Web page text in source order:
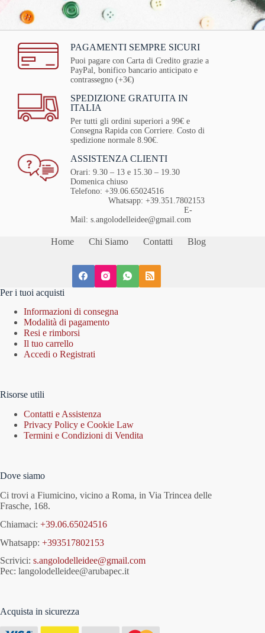
PAGAMENTI SEMPRE SICURI
Puoi pagare con Carta di Credito grazie a
PayPal, bonifico bancario anticipato e
contrassegno (+3€)
SPEDIZIONE GRATUITA IN
ITALIA
Per tutti gli ordini superiori a 99€ e
Consegna Rapida con Corriere. Costo di
spedizione normale 8.90€.
ASSISTENZA CLIENTI
Orari: 9.30 – 13 e 15.30 – 19.30
Domenica chiuso
Telefono: +39.06.65024516
Whatsapp: +39.351.7802153
E-
Mail: s.angolodelleidee@gmail.com
Home Chi Siamo Contatti Blog
Per i tuoi acquisti
Informazioni di consegna
Modalità di pagamento
Resi e rimborsi
Il tuo carrello
Accedi o Registrati
Risorse utili
Contatti e Assistenza
Privacy Policy e Cookie Law
Termini e Condizioni di Vendita
Dove siamo
Ci trovi a Fiumicino, vicino a Roma, in Via Trincea delle
Frasche, 168.
Chiamaci: +39.06.65024516
Whatsapp: +393517802153
Scrivici: s.angolodelleidee@gmail.com
Pec: langolodelleidee@arubapec.it
Acquista in sicurezza